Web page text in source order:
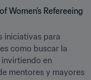
iniciativas para
como buscar la
en
mentores y mayores